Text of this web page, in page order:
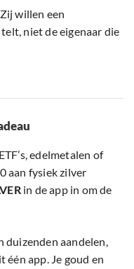
willen een
niet de eigenaar die
edelmetalen of
aan fysiek zilver
in de app in om de
duizenden aandelen,
één app. Je goud en